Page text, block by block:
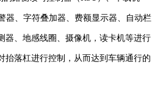
器、字符叠加器、费额显示器、自动栏
器、地感线圈、摄像机，读卡机等进行
抬落杠进行控制，从而达到车辆通行的